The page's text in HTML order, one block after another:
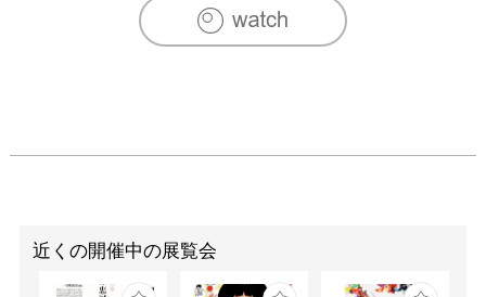
近くの開催中の展覧会